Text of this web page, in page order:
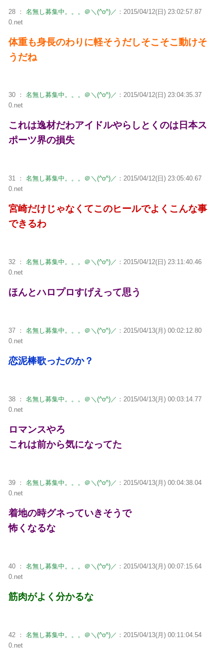
28 ： 名無し募集中。。。＠＼(^o^)／ ：2015/04/12(日) 23:02:57.87
0.net
体重も身長のわりに軽そうだしそこそこ動けそ
うだね
30 ： 名無し募集中。。。＠＼(^o^)／ ：2015/04/12(日) 23:04:35.37
0.net
これは逸材だわアイドルやらしとくのは日本ス
ポーツ界の損失
31 ： 名無し募集中。。。＠＼(^o^)／ ：2015/04/12(日) 23:05:40.67
0.net
宮崎だけじゃなくてこのヒールでよくこんな事
できるわ
32 ： 名無し募集中。。。＠＼(^o^)／ ：2015/04/12(日) 23:11:40.46
0.net
ほんとハロプロすげえって思う
37 ： 名無し募集中。。。＠＼(^o^)／ ：2015/04/13(月) 00:02:12.80
0.net
恋泥棒歌ったのか？
38 ： 名無し募集中。。。＠＼(^o^)／ ：2015/04/13(月) 00:03:14.77
0.net
ロマンスやろ
これは前から気になってた
39 ： 名無し募集中。。。＠＼(^o^)／ ：2015/04/13(月) 00:04:38.04
0.net
着地の時グネっていきそうで
怖くなるな
40 ： 名無し募集中。。。＠＼(^o^)／ ：2015/04/13(月) 00:07:15.64
0.net
筋肉がよく分かるな
42 ： 名無し募集中。。。＠＼(^o^)／ ：2015/04/13(月) 00:11:04.54
0.net